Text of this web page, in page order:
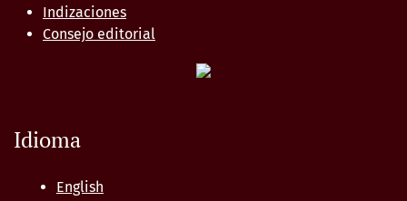
Indizaciones
Consejo editorial
Idioma
English